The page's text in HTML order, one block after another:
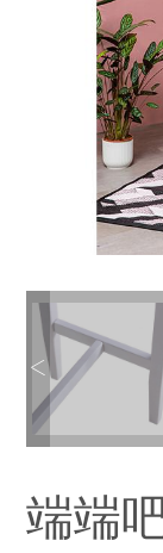
端端